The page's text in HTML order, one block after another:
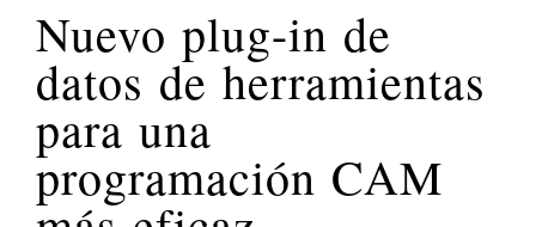
Nuevo plug-in de
datos de herramientas
para una
programación CAM